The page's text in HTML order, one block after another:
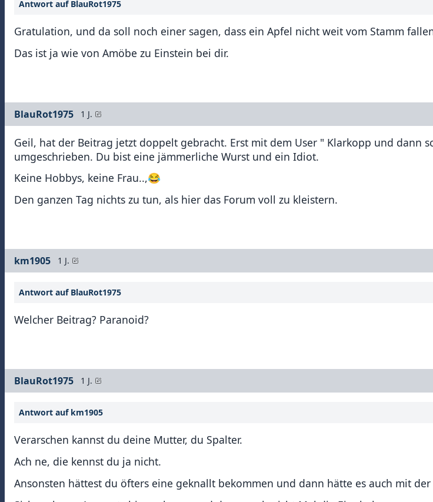
Antwort auf BlauRot1975
Gratulation, und da soll noch einer sagen, dass ein Apfel nicht weit vom Stamm
Das ist ja wie von Amöbe zu Einstein bei dir.
BlauRot1975 1 J.
Geil, hat der Beitrag jetzt doppelt gebracht. Erst mit dem User " Klarkopp und dann
umgeschrieben. Du bist eine jämmerliche Wurst und ein Idiot.
Keine Hobbys, keine Frau..,😂
Den ganzen Tag nichts zu tun, als hier das Forum voll zu kleistern.
km1905 1 J.
Antwort auf BlauRot1975
Welcher Beitrag? Paranoid?
BlauRot1975 1 J.
Antwort auf km1905
Verarschen kannst du deine Mutter, du Spalter.
Ach ne, die kennst du ja nicht.
Ansonsten hättest du öfters eine geknallt bekommen und dann hätte es auch mit